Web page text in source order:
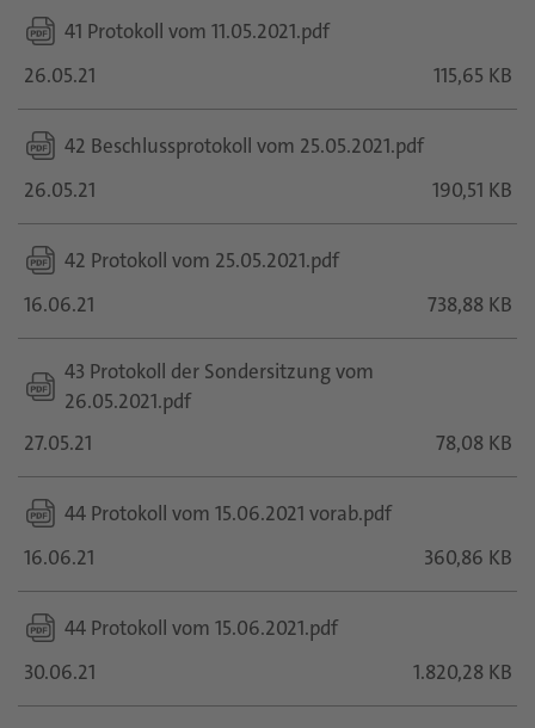
41 Protokoll vom 11.05.2021.pdf
26.05.21
115,65 KB
42 Beschlussprotokoll vom 25.05.2021.pdf
26.05.21
190,51 KB
42 Protokoll vom 25.05.2021.pdf
16.06.21
738,88 KB
43 Protokoll der Sondersitzung vom
26.05.2021.pdf
27.05.21
78,08 KB
44 Protokoll vom 15.06.2021 vorab.pdf
16.06.21
360,86 KB
44 Protokoll vom 15.06.2021.pdf
30.06.21
1.820,28 KB